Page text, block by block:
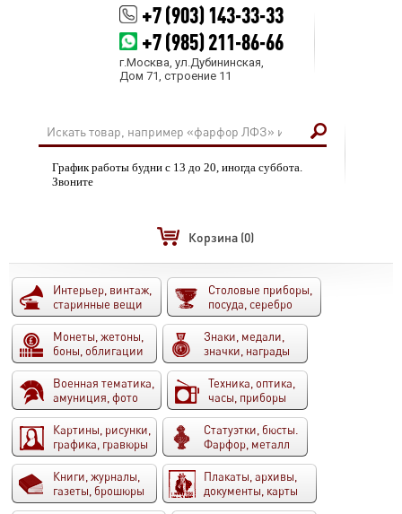
+7 (903) 143-33-33
+7 (985) 211-86-66
г.Москва, ул.Дубининская,
Дом 71, строение 11
График работы будни с 13 до 20, иногда суббота.
Звоните
Корзина (0)
Интерьер, винтаж,
старинные вещи
Столовые приборы,
посуда, серебро
Монеты, жетоны,
боны, облигации
Знаки, медали,
значки, награды
Военная тематика,
амуниция, фото
Техника, оптика,
часы, приборы
Картины, рисунки,
графика, гравюры
Статуэтки, бюсты.
Фарфор, металл
Книги, журналы,
газеты, брошюры
Плакаты, архивы,
документы, карты